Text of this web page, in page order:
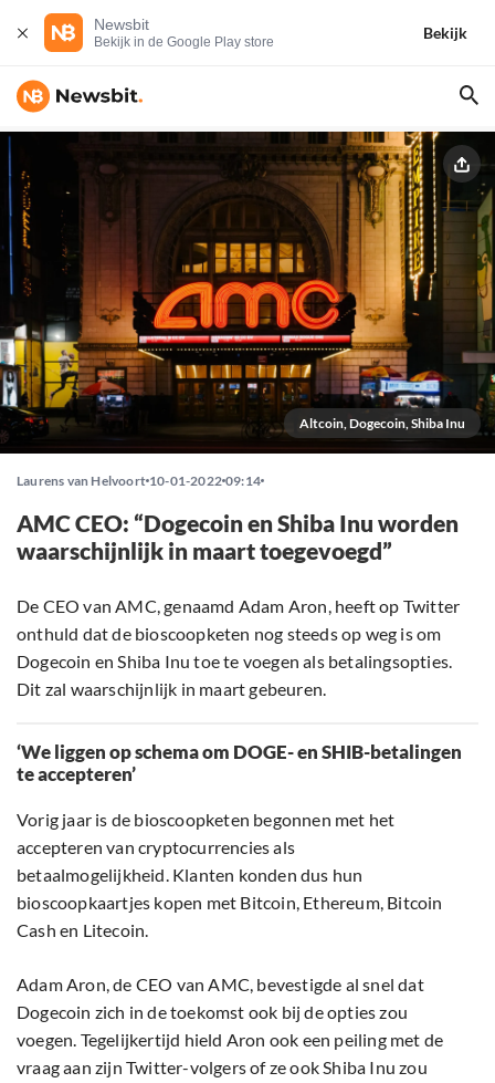
Newsbit
Bekijk in de Google Play store
Bekijk
Altcoin, Dogecoin, Shiba Inu
Laurens van Helvoort 10-01-2022 09:14
AMC CEO: “Dogecoin en Shiba Inu worden
waarschijnlijk in maart toegevoegd”
De CEO van AMC, genaamd Adam Aron, heeft op Twitter
onthuld dat de bioscoopketen nog steeds op weg is om
Dogecoin en Shiba Inu toe te voegen als betalingsopties.
Dit zal waarschijnlijk in maart gebeuren.
‘We liggen op schema om DOGE- en SHIB-betalingen
te accepteren’
Vorig jaar is de bioscoopketen begonnen met het
accepteren van cryptocurrencies als
betaalmogelijkheid. Klanten konden dus hun
bioscoopkaartjes kopen met Bitcoin, Ethereum, Bitcoin
Cash en Litecoin.
Adam Aron, de CEO van AMC, bevestigde al snel dat
Dogecoin zich in de toekomst ook bij de opties zou
voegen. Tegelijkertijd hield Aron ook een peiling met de
vraag aan zijn Twitter-volgers of ze ook Shiba Inu zou